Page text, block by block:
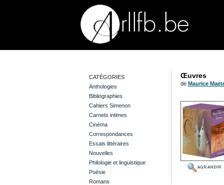
CATÉGORIES
Anthologies
Bibliographies
Cahiers Simenon
Carnets intimes
Cinéma
Correspondances
Essais littéraires
Nouvelles
Philologie et linguistique
Poésie
Romans
Œuvres
de Maurice